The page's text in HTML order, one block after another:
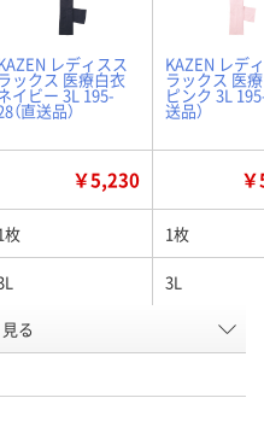
レディスス
ックス 医療白衣
イビー 3L 195-
（直送品）
KAZEN レデ
ラックス 医
ピンク 3L
送品）
￥5,230
枚 1枚
3L
イビー
る